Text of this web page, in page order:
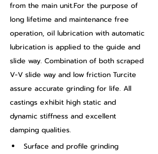
from the main unit.For the purpose of
long lifetime and maintenance free
operation, oil lubrication with automatic
lubrication is applied to the guide and
slide way. Combination of both scraped
V-V slide way and low friction Turcite
assure accurate grinding for life. All
castings exhibit high static and
dynamic stiffness and excellent
damping qualities.
Surface and profile grinding